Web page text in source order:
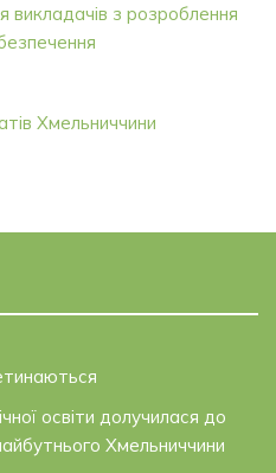
викладачів з розроблення
Хмельниччини
освіти долучилася до
Хмельниччини